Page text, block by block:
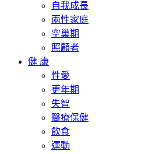
自我成長
兩性家庭
空巢期
照顧者
健 康
性愛
更年期
失智
醫療保健
飲食
運動